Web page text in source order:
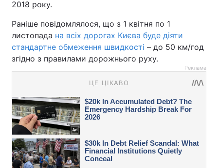
2018 року.
Раніше повідомлялося, що з 1 квітня по 1
листопада на всіх дорогах Києва буде діяти
стандартне обмеження швидкості – до 50 км/год
згідно з правилами дорожнього руху.
Реклама